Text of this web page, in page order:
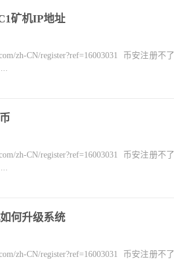
矿机IP地址
zh-CN/register?ref=16003031 币安注册不
zh-CN/register?ref=16003031 币安注册不
何升级系统
zh-CN/register?ref=16003031 币安注册不